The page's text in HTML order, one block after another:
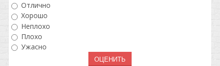
Отлично
Хорошо
Неплохо
Плохо
Ужасно